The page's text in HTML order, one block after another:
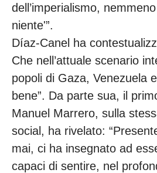
dell’imperialismo,
niente'”.
Díaz-Canel ha
Che nell’attuale scenario
popoli di Gaza, Venezuela
bene”. Da parte sua, il
Manuel Marrero, sulla
social, ha rivelato:
mai, ci ha insegnato ad
capaci di sentire, nel